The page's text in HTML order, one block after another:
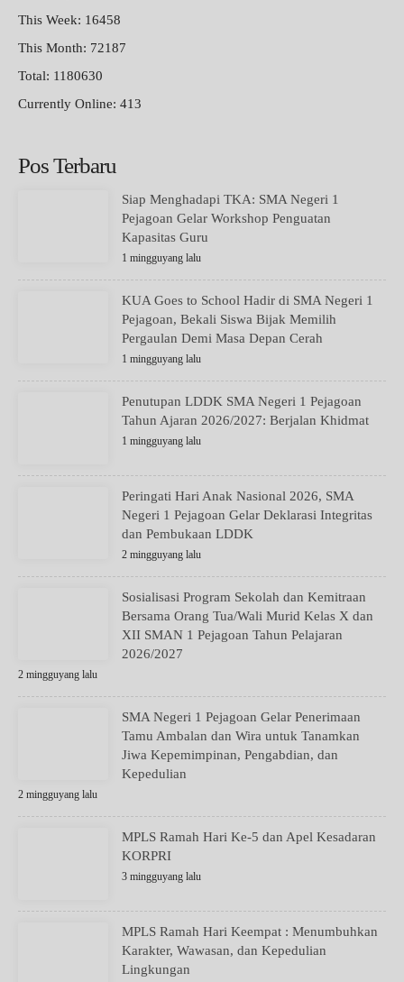
This Week: 16458
This Month: 72187
Total: 1180630
Currently Online: 413
Pos Terbaru
Siap Menghadapi TKA: SMA Negeri 1
Pejagoan Gelar Workshop Penguatan
Kapasitas Guru
1 mingguyang lalu
KUA Goes to School Hadir di SMA Negeri 1
Pejagoan, Bekali Siswa Bijak Memilih
Pergaulan Demi Masa Depan Cerah
1 mingguyang lalu
Penutupan LDDK SMA Negeri 1 Pejagoan
Tahun Ajaran 2026/2027: Berjalan Khidmat
1 mingguyang lalu
Peringati Hari Anak Nasional 2026, SMA
Negeri 1 Pejagoan Gelar Deklarasi Integritas
dan Pembukaan LDDK
2 mingguyang lalu
Sosialisasi Program Sekolah dan Kemitraan
Bersama Orang Tua/Wali Murid Kelas X dan
XII SMAN 1 Pejagoan Tahun Pelajaran
2026/2027
2 mingguyang lalu
SMA Negeri 1 Pejagoan Gelar Penerimaan
Tamu Ambalan dan Wira untuk Tanamkan
Jiwa Kepemimpinan, Pengabdian, dan
Kepedulian
2 mingguyang lalu
MPLS Ramah Hari Ke-5 dan Apel Kesadaran
KORPRI
3 mingguyang lalu
MPLS Ramah Hari Keempat : Menumbuhkan
Karakter, Wawasan, dan Kepedulian
Lingkungan